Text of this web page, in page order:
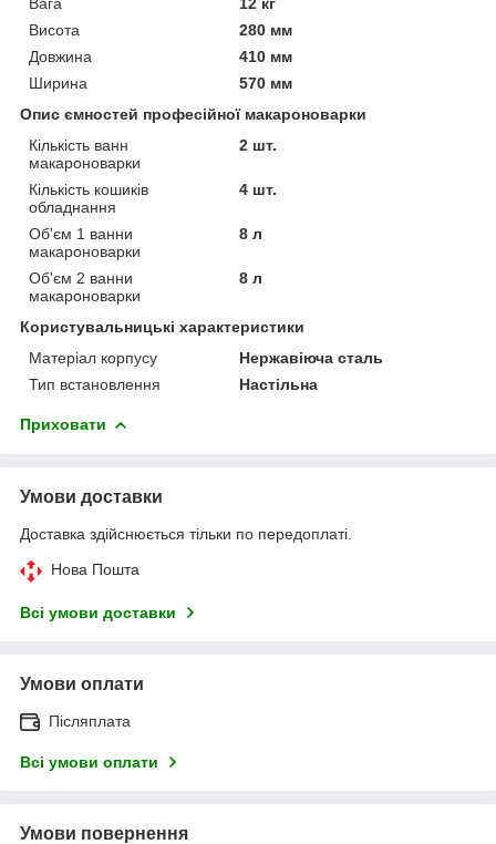
Висота
280 мм
Довжина
410 мм
Ширина
570 мм
Опис ємностей професійної макароноварки
Кількість ванн
макароноварки
2 шт.
Кількість кошиків
обладнання
4 шт.
Об'єм 1 ванни
макароноварки
8 л
Об'єм 2 ванни
макароноварки
8 л
Користувальницькі характеристики
Матеріал корпусу
Нержавіюча сталь
Тип встановлення
Настільна
Приховати
Умови доставки
Доставка здійснюється тільки по передоплаті.
Нова Пошта
Всі умови доставки
Умови оплати
Післяплата
Всі умови оплати
Умови повернення